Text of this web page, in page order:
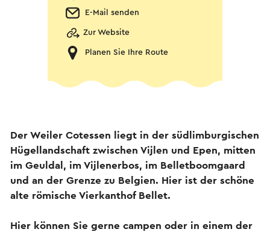
E-Mail senden
Zur Website
Planen Sie Ihre Route
Der Weiler Cotessen liegt in der südlimburgischen
Hügellandschaft zwischen Vijlen und Epen, mitten
im Geuldal, im Vijlenerbos, im Belletboomgaard
und an der Grenze zu Belgien. Hier ist der schöne
alte römische Vierkanthof Bellet.
Hier können Sie gerne campen oder in einem der